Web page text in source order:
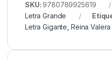
SKU:9780789925619
Letra Grande
Letra Gigante Reina